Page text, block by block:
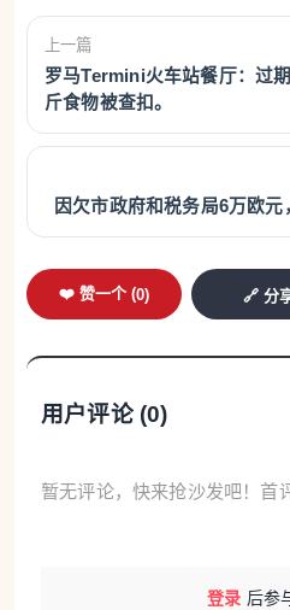
得私自保留，必须交给市政
的：依法行事者只有在法定
品所有权，且不会面临处罚
致经济责任（罚款100至
捡到物品后，必须尽快行动
上一篇
罗马Termini火车站餐厅：过
斤食物被查扣。
因欠市政府和税务局6万欧
❤️ 赞一个 (0) 🔗 分
用户评论 (0)
暂无评论，快来抢沙发吧！首
登录 后参